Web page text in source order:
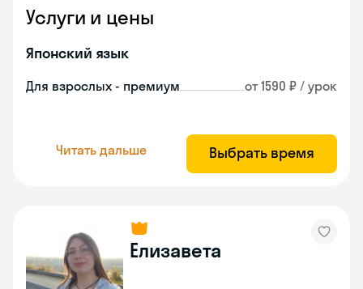
Услуги и цены
Японский язык
Для взрослых - премиум от 1590 ₽ / урок
Читать дальше Выбрать время
Елизавета